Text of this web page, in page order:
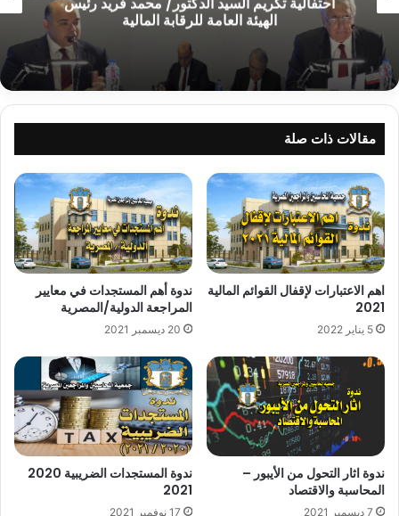
الهيئة العامة للرقابة المالية
مقالات ذات صلة
اهم الاعتبارات لإقفال القوائم المالية
2021
5 يناير 2022
ندوة أهم المستجدات في معايير
المراجعة الدولية/المصرية
20 ديسمبر 2021
ندوة اثار التحول من الأيبور –
المحاسبة والاقتصاد
7 ديسمبر 2021
ندوة المستجدات الضريبية 2020
2021
17 نوفمبر 2021